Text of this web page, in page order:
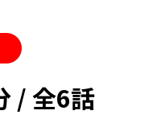
/ 全6話